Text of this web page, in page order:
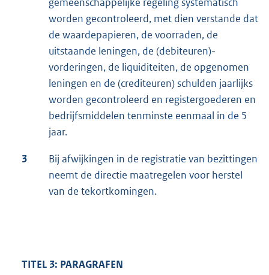
gemeenschappelijke regeling systematisch
worden gecontroleerd, met dien verstande dat
de waardepapieren, de voorraden, de
uitstaande leningen, de (debiteuren)-
vorderingen, de liquiditeiten, de opgenomen
leningen en de (crediteuren) schulden jaarlijks
worden gecontroleerd en registergoederen en
bedrijfsmiddelen tenminste eenmaal in de 5
jaar.
3
Bij afwijkingen in de registratie van bezittingen
neemt de directie maatregelen voor herstel
van de tekortkomingen.
TITEL 3: PARAGRAFEN